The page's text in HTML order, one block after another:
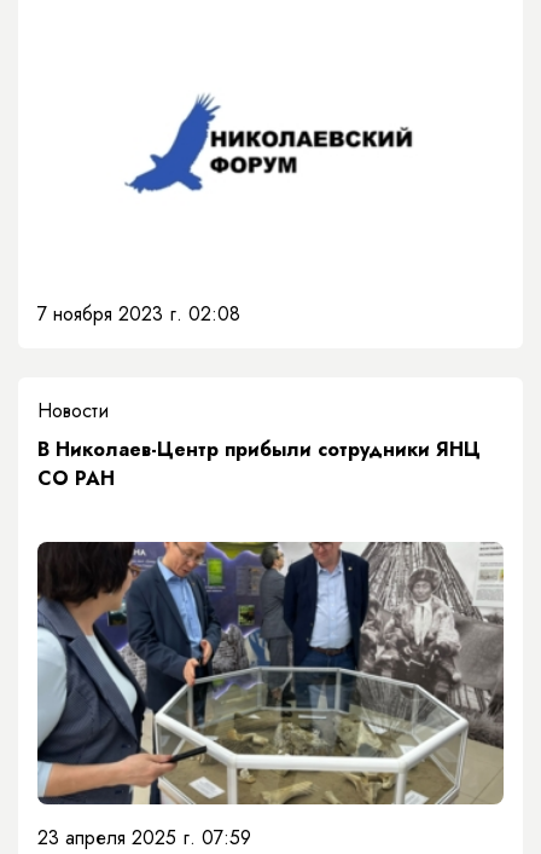
7 ноября 2023 г. 02:08
Новости
В Николаев-Центр прибыли сотрудники ЯНЦ
СО РАН
23 апреля 2025 г. 07:59